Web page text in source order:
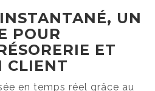
UN
POUR
ET
CLIENT
en temps réel grâce au